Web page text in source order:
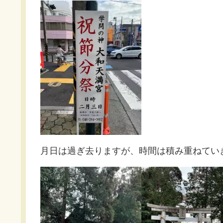
月日は過ぎ去りますが、時間は積み重ねてい